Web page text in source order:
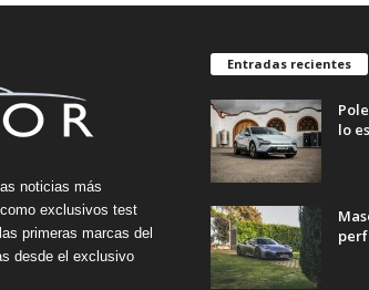
noticias más
exclusivos test
primeras marcas del
desde el exclusivo
Entradas recientes
lo